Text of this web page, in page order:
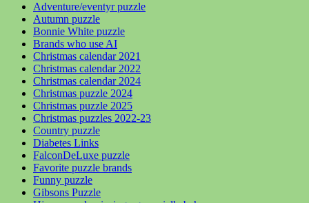
Adventure/eventyr puzzle
Autumn puzzle
Bonnie White puzzle
Brands who use AI
Christmas calendar 2021
Christmas calendar 2022
Christmas calendar 2024
Christmas puzzle 2024
Christmas puzzle 2025
Christmas puzzles 2022-23
Country puzzle
Diabetes Links
FalconDeLuxe puzzle
Favorite puzzle brands
Funny puzzle
Gibsons Puzzle